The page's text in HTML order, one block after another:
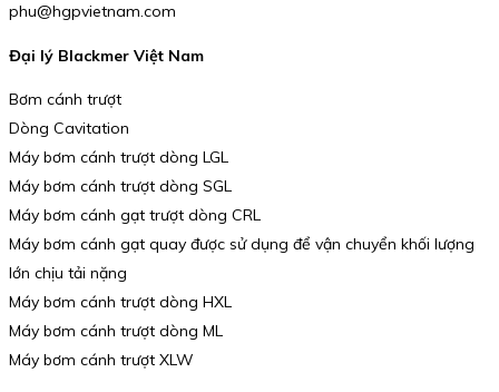
phu@hgpvietnam.com
Đại lý Blackmer Việt Nam
Bơm cánh trượt
Dòng Cavitation
Máy bơm cánh trượt dòng LGL
Máy bơm cánh trượt dòng SGL
Máy bơm cánh gạt trượt dòng CRL
Máy bơm cánh gạt quay được sử dụng để vận chuyển khối lượng
lớn chịu tải nặng
Máy bơm cánh trượt dòng HXL
Máy bơm cánh trượt dòng ML
Máy bơm cánh trượt XLW